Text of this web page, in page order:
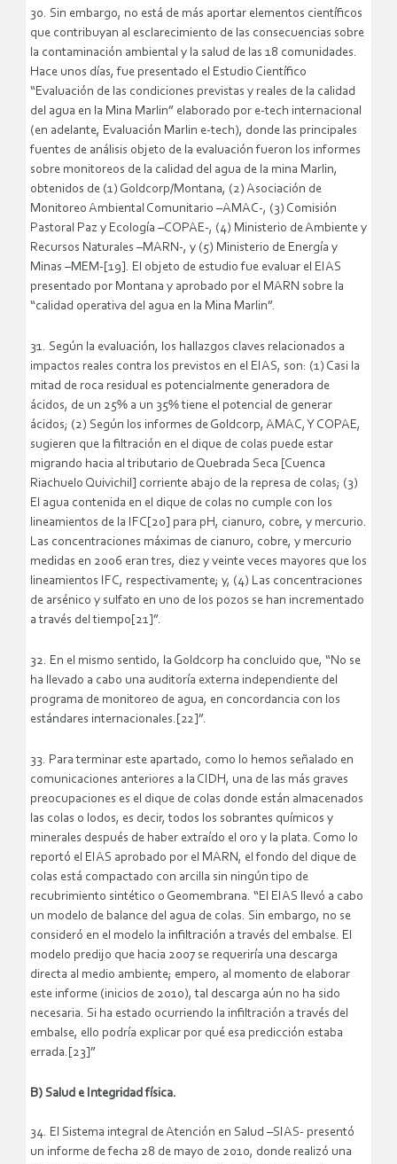
30. Sin embargo, no está de más aportar elementos científicos
que contribuyan al esclarecimiento de las consecuencias sobre
la contaminación ambiental y la salud de las 18 comunidades.
Hace unos días, fue presentado el Estudio Científico
“Evaluación de las condiciones previstas y reales de la calidad
del agua en la Mina Marlin” elaborado por e-tech internacional
(en adelante, Evaluación Marlin e-tech), donde las principales
fuentes de análisis objeto de la evaluación fueron los informes
sobre monitoreos de la calidad del agua de la mina Marlin,
obtenidos de (1) Goldcorp/Montana, (2) Asociación de
Monitoreo Ambiental Comunitario –AMAC-, (3) Comisión
Pastoral Paz y Ecología –COPAE-, (4) Ministerio de Ambiente y
Recursos Naturales –MARN-, y (5) Ministerio de Energía y
Minas –MEM-[19]. El objeto de estudio fue evaluar el EIAS
presentado por Montana y aprobado por el MARN sobre la
“calidad operativa del agua en la Mina Marlin”.
31. Según la evaluación, los hallazgos claves relacionados a
impactos reales contra los previstos en el EIAS, son: (1) Casi la
mitad de roca residual es potencialmente generadora de
ácidos, de un 25% a un 35% tiene el potencial de generar
ácidos; (2) Según los informes de Goldcorp, AMAC, Y COPAE,
sugieren que la filtración en el dique de colas puede estar
migrando hacia al tributario de Quebrada Seca [Cuenca
Riachuelo Quivichil] corriente abajo de la represa de colas; (3)
El agua contenida en el dique de colas no cumple con los
lineamientos de la IFC[20] para pH, cianuro, cobre, y mercurio.
Las concentraciones máximas de cianuro, cobre, y mercurio
medidas en 2006 eran tres, diez y veinte veces mayores que los
lineamientos IFC, respectivamente; y, (4) Las concentraciones
de arsénico y sulfato en uno de los pozos se han incrementado
a través del tiempo[21]”.
32. En el mismo sentido, la Goldcorp ha concluido que, “No se
ha llevado a cabo una auditoría externa independiente del
programa de monitoreo de agua, en concordancia con los
estándares internacionales.[22]”.
33. Para terminar este apartado, como lo hemos señalado en
comunicaciones anteriores a la CIDH, una de las más graves
preocupaciones es el dique de colas donde están almacenados
las colas o lodos, es decir, todos los sobrantes químicos y
minerales después de haber extraído el oro y la plata. Como lo
reportó el EIAS aprobado por el MARN, el fondo del dique de
colas está compactado con arcilla sin ningún tipo de
recubrimiento sintético o Geomembrana. “El EIAS llevó a cabo
un modelo de balance del agua de colas. Sin embargo, no se
consideró en el modelo la infiltración a través del embalse. El
modelo predijo que hacia 2007 se requeriría una descarga
directa al medio ambiente; empero, al momento de elaborar
este informe (inicios de 2010), tal descarga aún no ha sido
necesaria. Si ha estado ocurriendo la infiltración a través del
embalse, ello podría explicar por qué esa predicción estaba
errada.[23]”
B) Salud e Integridad física.
34. El Sistema integral de Atención en Salud –SIAS- presentó
un informe de fecha 28 de mayo de 2010, donde realizó una